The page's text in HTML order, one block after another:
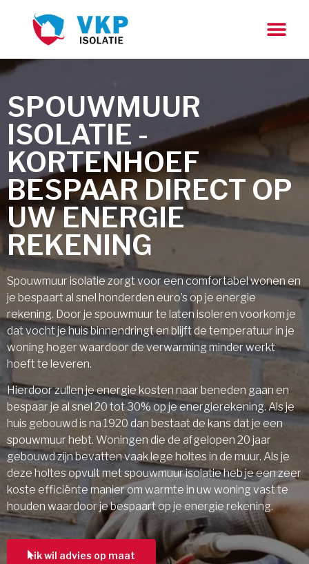
SPOUWMUUR
ISOLATIE -
KORTENHOEF
BESPAAR DIRECT OP
UW ENERGIE
REKENING
Spouwmuur isolatie zorgt voor een comfortabel wonen en
je bespaart al snel honderden euro’s op je energie
rekening. Door je spouwmuur te laten isoleren voorkom je
dat vocht je huis binnendringt en blijft de temperatuur in je
woning hoger waardoor de verwarming minder werkt
hoeft te leveren.
Hierdoor zullen je energie kosten naar beneden gaan en
bespaar je al snel 20 tot 30% op je energierekening. Als je
huis gebouwd is na 1920 dan bestaat de kans dat je een
spouwmuur hebt. Woningen die de afgelopen 20 jaar
gebouwd zijn bevatten vaak lege holtes in de muur. Als je
deze holtes opvult met spouwmuur isolatie heb je een zeer
koste efficiënte manier om warmte in uw woning vast te
houden waardoor je bespaart op je energie rekening.
ik wil advies op maat